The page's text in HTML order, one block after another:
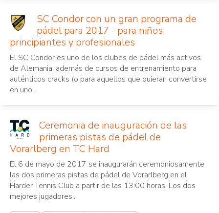
SC Condor con un gran programa de
pádel para 2017 - para niños,
principiantes y profesionales
El SC Condor es uno de los clubes de pádel más activos
de Alemania: además de cursos de entrenamiento para
auténticos cracks (o para aquellos que quieran convertirse
en uno...
Ceremonia de inauguración de las
primeras pistas de pádel de
Vorarlberg en TC Hard
El 6 de mayo de 2017 se inaugurarán ceremoniosamente
las dos primeras pistas de pádel de Vorarlberg en el
Harder Tennis Club a partir de las 13:00 horas. Los dos
mejores jugadores...